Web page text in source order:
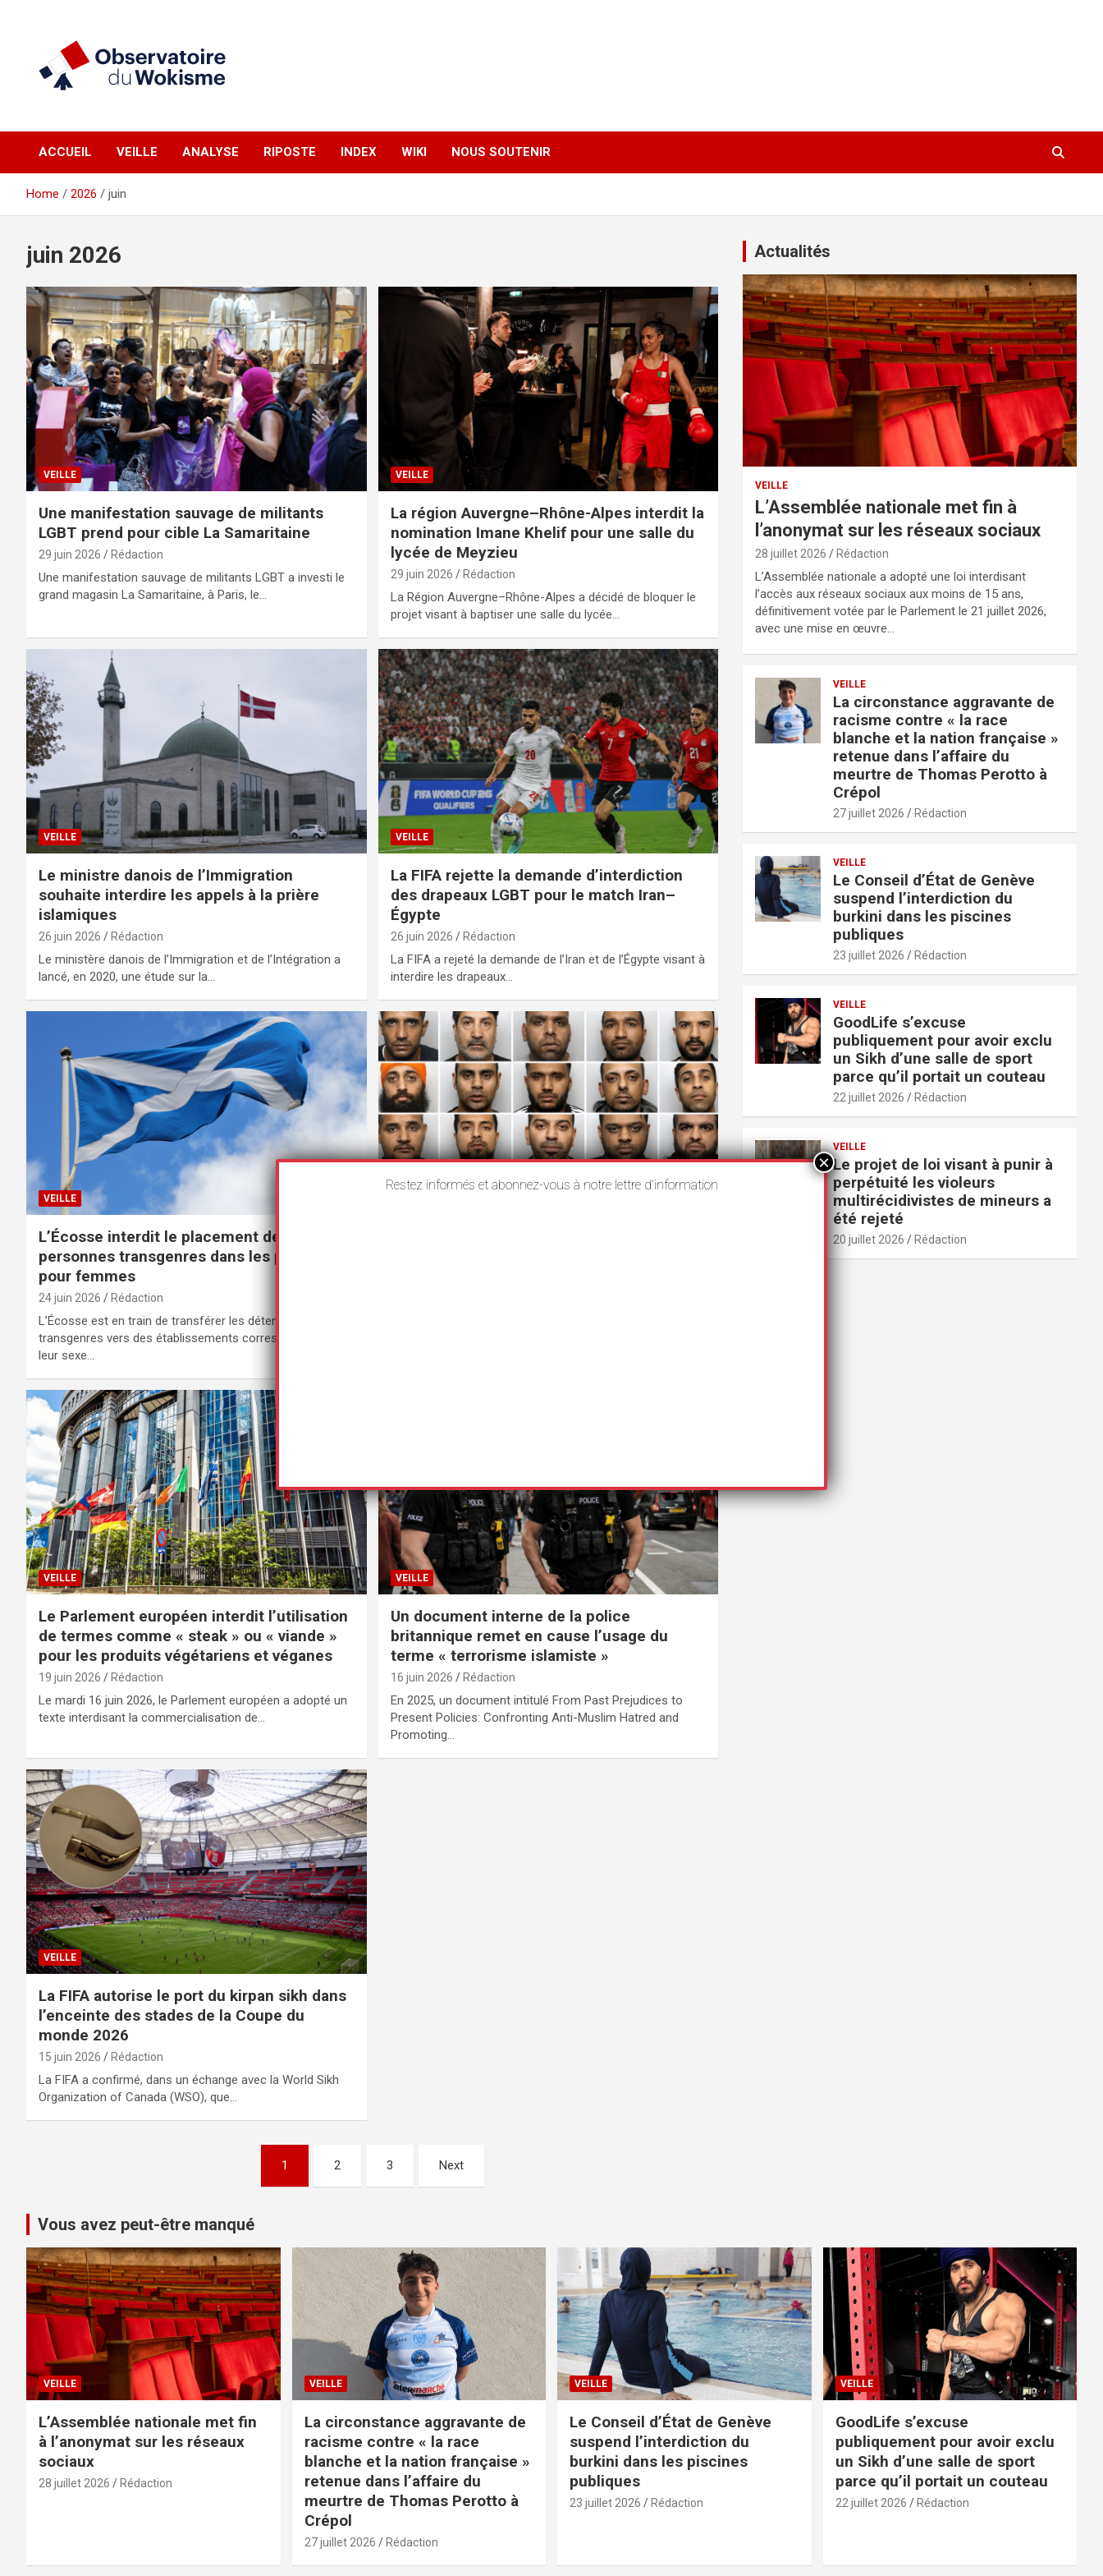
Observatoire du
Wokisme
ACCUEIL VEILLE ANALYSE RIPOSTE INDEX WIKI NOUS SOUTENIR
Home 2026 juin
juin 2026
VEILLE
Une manifestation sauvage de militants
LGBT prend pour cible La Samaritaine
29 juin 2026 Rédaction
Une manifestation sauvage de militants LGBT a investi le
grand magasin La Samaritaine, à Paris, le…
VEILLE
La région Auvergne–Rhône-Alpes interdit la
nomination Imane Khelif pour une salle du
lycée de Meyzieu
29 juin 2026 Rédaction
La Région Auvergne–Rhône-Alpes a décidé de bloquer le
projet visant à baptiser une salle du lycée…
VEILLE
Le ministre danois de l’Immigration
souhaite interdire les appels à la prière
islamiques
26 juin 2026 Rédaction
Le ministère danois de l’Immigration et de l’Intégration a
lancé, en 2020, une étude sur la…
VEILLE
La FIFA rejette la demande d’interdiction
des drapeaux LGBT pour le match Iran–
Égypte
26 juin 2026 Rédaction
La FIFA a rejeté la demande de l’Iran et de l’Égypte visant à
interdire les drapeaux…
VEILLE
L’Écosse interdit le placement de
personnes transgenres dans les prisons
pour femmes
24 juin 2026 Rédaction
L’Écosse est en train de transférer les détenus
transgenres vers des établissements correspondant à
leur sexe…
VEILLE
Le Parlement européen interdit l’utilisation
de termes comme « steak » ou « viande »
pour les produits végétariens et véganes
19 juin 2026 Rédaction
Le mardi 16 juin 2026, le Parlement européen a adopté un
texte interdisant la commercialisation de…
VEILLE
Un document interne de la police
britannique remet en cause l’usage du
terme « terrorisme islamiste »
16 juin 2026 Rédaction
En 2025, un document intitulé From Past Prejudices to
Present Policies: Confronting Anti-Muslim Hatred and
Promoting…
VEILLE
La FIFA autorise le port du kirpan sikh dans
l’enceinte des stades de la Coupe du
monde 2026
15 juin 2026 Rédaction
La FIFA a confirmé, dans un échange avec la World Sikh
Organization of Canada (WSO), que…
publications
1 2 3 Next
Actualités
VEILLE
L’Assemblée nationale met fin à
l’anonymat sur les réseaux sociaux
28 juillet 2026 Rédaction
L’Assemblée nationale a adopté une loi interdisant
l’accès aux réseaux sociaux aux moins de 15 ans,
définitivement votée par le Parlement le 21 juillet 2026,
avec une mise en œuvre…
VEILLE
La circonstance aggravante de
racisme contre « la race
blanche et la nation française »
retenue dans l’affaire du
meurtre de Thomas Perotto à
Crépol
27 juillet 2026 Rédaction
VEILLE
Le Conseil d’État de Genève
suspend l’interdiction du
burkini dans les piscines
publiques
23 juillet 2026 Rédaction
VEILLE
GoodLife s’excuse
publiquement pour avoir exclu
un Sikh d’une salle de sport
parce qu’il portait un couteau
22 juillet 2026 Rédaction
VEILLE
Le projet de loi visant à punir à
perpétuité les violeurs
multirécidivistes de mineurs a
été rejeté
20 juillet 2026 Rédaction
Vous avez peut-être manqué
VEILLE
L’Assemblée nationale met fin
à l’anonymat sur les réseaux
sociaux
28 juillet 2026 Rédaction
VEILLE
La circonstance aggravante de
racisme contre « la race
blanche et la nation française »
retenue dans l’affaire du
meurtre de Thomas Perotto à
Crépol
27 juillet 2026 Rédaction
VEILLE
Le Conseil d’État de Genève
suspend l’interdiction du
burkini dans les piscines
publiques
23 juillet 2026 Rédaction
VEILLE
GoodLife s’excuse
publiquement pour avoir exclu
un Sikh d’une salle de sport
parce qu’il portait un couteau
22 juillet 2026 Rédaction
Restez informés et abonnez-vous à notre lettre d’information